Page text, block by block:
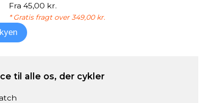
Fra 45,00 kr.
* Gratis fragt over 349,00 kr.
til alle os, der cykler